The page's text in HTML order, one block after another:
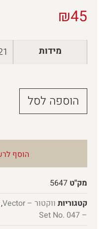
₪45
מידות 21 × 29.7
הוספה לסל
הוסף
מק"ט 5647
קטגוריות ווקטור – Vector ,
– Set No. 047